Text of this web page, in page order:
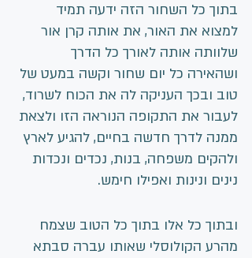
בתוך כל השחור הזה ידעה תמיד
למצוא את האור, את אותה קרן אור
שלוותה אותה לאורך כל הדרך
ושהאירה כל יום שחור וקשה במעט של
טוב ובכך העניקה לה את הכוח לשרוד,
לעבור את התקופה הנוראה הזו ולצאת
ממנה לדרך חדשה בחיים, להגיע לארץ
ולהקים משפחה, בנות, נכדים ונכדות
נינים ונינות ואפילו חימש.
ובתוך כל אלו בתוך כל הטוב שצמח
מהרע הקולוסלי שאותו עברה סבתא